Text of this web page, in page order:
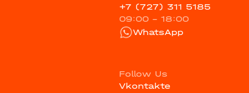
+7 (727) 311 5185
09:00 - 18:00
WhatsApp
Follow Us
Vkontakte